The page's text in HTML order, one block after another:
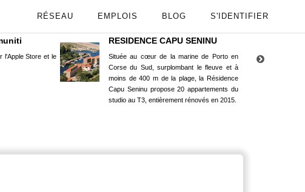
RÉSEAU EMPLOIS BLOG S'IDENTIFIER
l'Apple Store et le
RESIDENCE CAPU SENINU
Située au cœur de la marine de Porto en
Corse du Sud, surplombant le fleuve et à
moins de 400 m de la plage, la Résidence
Capu Seninu propose 20 appartements du
studio au T3, entièrement rénovés en 2015.